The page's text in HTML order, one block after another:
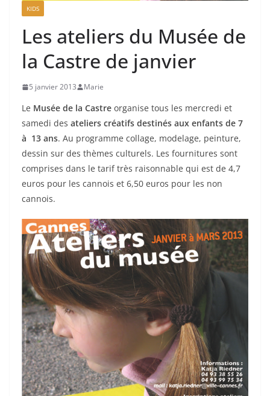
KIDS
Les ateliers du Musée de
la Castre de janvier
5 janvier 2013 Marie
Le Musée de la Castre organise tous les mercredi et
samedi des ateliers créatifs destinés aux enfants de 7
à 13 ans. Au programme collage, modelage, peinture,
dessin sur des thèmes culturels. Les fournitures sont
comprises dans le tarif très raisonnable qui est de 4,7
euros pour les cannois et 6,50 euros pour les non
cannois.